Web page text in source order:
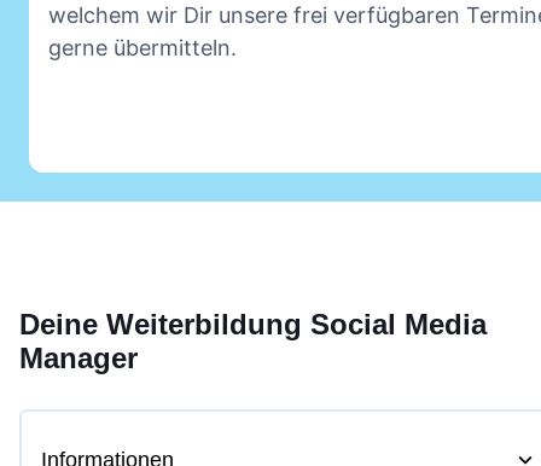
welchem wir Dir unsere frei verfügbaren
gerne übermitteln.
Deine Weiterbildung Social Media
Manager
Informationen